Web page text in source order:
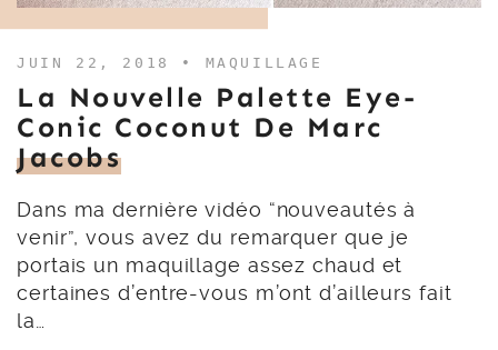
JUIN 22, 2018 • MAQUILLAGE
La Nouvelle Palette Eye-
Conic Coconut De Marc
Jacobs
Dans ma dernière vidéo “nouveautés à
venir”, vous avez du remarquer que je
portais un maquillage assez chaud et
certaines d’entre-vous m’ont d’ailleurs fait
la…